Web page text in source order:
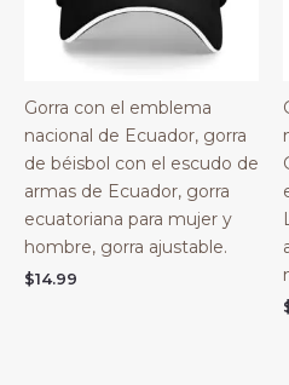
Gorra con el emblema
nacional de Ecuador, gorra
de béisbol con el escudo de
armas de Ecuador, gorra
ecuatoriana para mujer y
hombre, gorra ajustable.
$14.99